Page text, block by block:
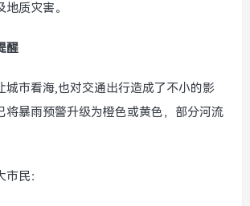
质灾害。
醒
城市看海,也对交通出行造成了不小的影
将暴雨预警升级为橙色或黄色，部分河流
民：